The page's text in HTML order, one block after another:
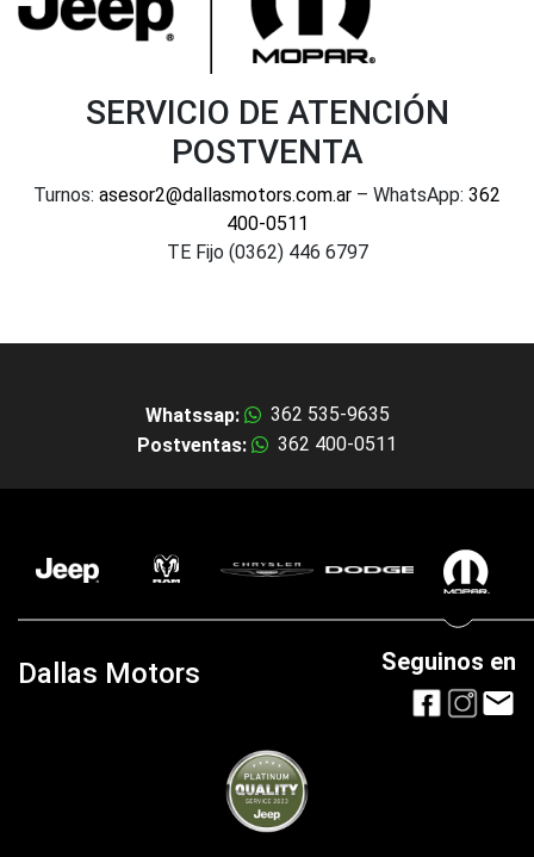
SERVICIO DE ATENCIÓN
POSTVENTA
Turnos: asesor2@dallasmotors.com.ar – WhatsApp: 362
400-0511
TE Fijo (0362) 446 6797
Whatssap:
362 535-9635
Postventas:
362 400-0511
Dallas Motors Seguinos en